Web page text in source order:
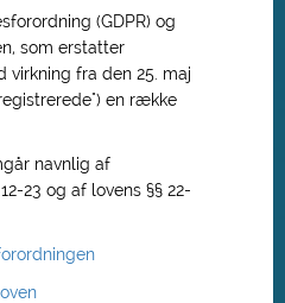
(GDPR) og
som erstatter
virkning fra den 25. maj
en række
navnlig af
23 og af lovens §§ 22-